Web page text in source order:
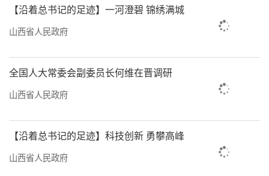
造‘企业家之家’服务体系”案例成功入选
《中国开发区营商环境百佳案例（2025）》。
多元发展呈现创新底色
在山西转型综合改革示范区，接连落地的
科技创新成果是一道道引人注目的风景线。
泰山玻纤聚焦高强高模风电产品，以规模
化精细化生产为核心打造智能化生产线；烁科
【沿着总书记的足迹】一河澄碧 锦绣满城
山西省人民政府
全国人大常委会副委员长何维在晋调研
山西省人民政府
【沿着总书记的足迹】科技创新 勇攀高峰
山西省人民政府